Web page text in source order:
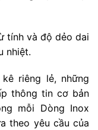
tính và độ dẻo dai
nhiệt.
riêng lẻ, những
thông tin cơ bản
mỗi Dòng Inox
theo yêu cầu của